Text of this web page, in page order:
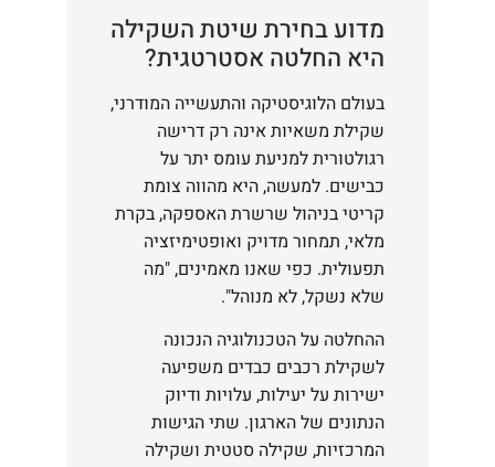
מדוע בחירת שיטת השקילה
היא החלטה אסטרטגית?
בעולם הלוגיסטיקה והתעשייה המודרני,
שקילת משאיות אינה רק דרישה
רגולטורית למניעת עומס יתר על
כבישים. למעשה, היא מהווה צומת
קריטי בניהול שרשרת האספקה, בקרת
מלאי, תמחור מדויק ואופטימיזציה
תפעולית. כפי שאנו מאמינים, "מה
שלא נשקל, לא מנוהל".
ההחלטה על הטכנולוגיה הנכונה
לשקילת רכבים כבדים משפיעה
ישירות על יעילות, עלויות ודיוק
הנתונים של הארגון. שתי הגישות
המרכזיות, שקילה סטטית ושקילה